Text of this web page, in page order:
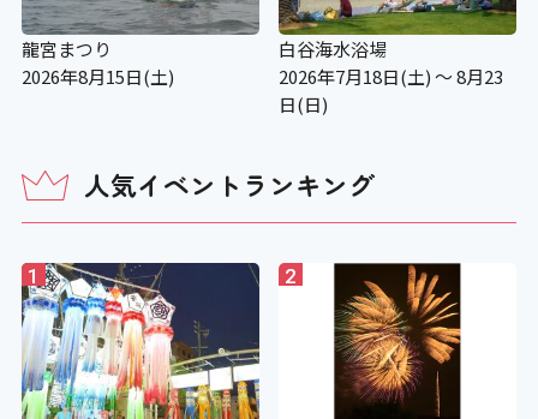
龍宮まつり
2026年8月15日(土)
白谷海水浴場
2026年7月18日(土) ～ 8月23
日(日)
人気イベントランキング
1 2